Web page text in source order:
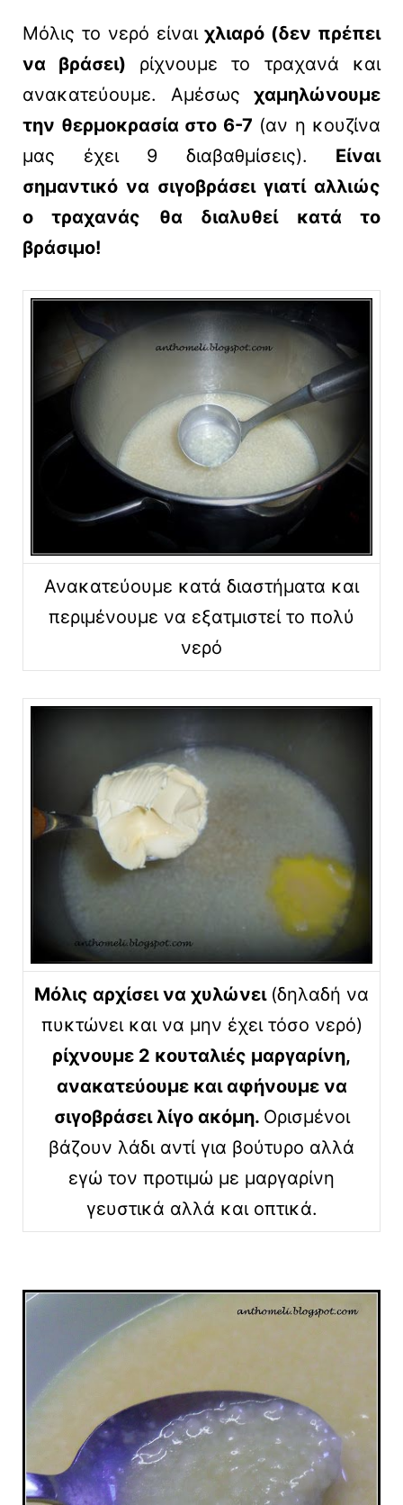
Μόλις το νερό είναιχλιαρό (δεν πρέπει
να βράσει) ρίχνουμε το τραχανά και
ανακατεύουμε. Αμέσως χαμηλώνουμε
την θερμοκρασία στο 6-7 (αν η κουζίνα
μας έχει 9 διαβαθμίσεις). Είναι
σημαντικό να σιγοβράσει γιατί αλλιώς
ο τραχανάς θα διαλυθεί κατά το
βράσιμο!
Ανακατεύουμε κατά διαστήματα και
περιμένουμε να εξατμιστεί το πολύ
νερό
Μόλις αρχίσει να χυλώνει (δηλαδή να
πυκτώνει και να μην έχει τόσο νερό)
ρίχνουμε 2 κουταλιές μαργαρίνη,
ανακατεύουμε και αφήνουμε να
σιγοβράσει λίγο ακόμη. Ορισμένοι
βάζουν λάδι αντί για βούτυρο αλλά
εγώ τον προτιμώ με μαργαρίνη
γευστικά αλλά και οπτικά.